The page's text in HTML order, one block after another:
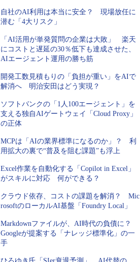
自社のAI利用は本当に安全？ 現場放任に
潜む「4大リスク」
「AI活用が単発質問の企業は大敗」 楽天
にコストと遅延の30％低下も達成させた、
AIエージェント運用の勝ち筋
開発工数見積もりの「負担が重い」をAIで
解消へ 明治安田はどう実現？
ソフトバンクの「1人100エージェント」を
支える独自AIゲートウェイ「Cloud Proxy」
の正体
MCPは「AIの業界標準になるのか」？ 利
用拡大の裏で“普及を阻む課題”も浮上
Excel作業を自動化する「Copilot in Excel」
がスキルに対応 何ができる？
クラウド依存、コストの課題を解消？ Mic
rosoftのローカルAI基盤「Foundry Local」
Markdownファイルが、AI時代の負債に？
Googleが提案する「ナレッジ標準化」の一
手